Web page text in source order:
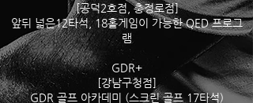
[공덕2호점, 충정로점]
앞뒤 넓은12타석, 18홀게임이 가능한 QED 프로그
램​
GDR+
[강남구청점]
GDR 골프 아카데미 (스크린 골프 17타석)